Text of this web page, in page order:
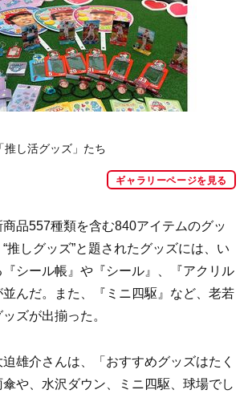
推し活グッズ」たち
ギャラリーページを見る
品557種類を含む840アイテムのグッ
推しグッズ”と題されたグッズには、い
『シール帳』や『シール』、『アクリル
んだ。また、『ミニ四駆』など、老若
ズが出揃った。
雄介さんは、「おすすめグッズはたく
や、水沢ダウン、ミニ四駆、球場でし